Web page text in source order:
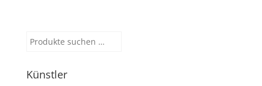
Suchen
Künstler